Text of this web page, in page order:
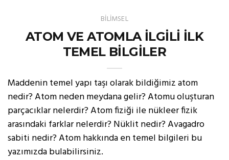
BİLİMSEL
ATOM VE ATOMLA İLGİLİ İLK
TEMEL BİLGİLER
Maddenin temel yapı taşı olarak bildiğimiz atom
nedir? Atom neden meydana gelir? Atomu oluşturan
parçacıklar nelerdir? Atom fiziği ile nükleer fizik
arasındaki farklar nelerdir? Nüklit nedir? Avagadro
sabiti nedir? Atom hakkında en temel bilgileri bu
yazımızda bulabilirsiniz.